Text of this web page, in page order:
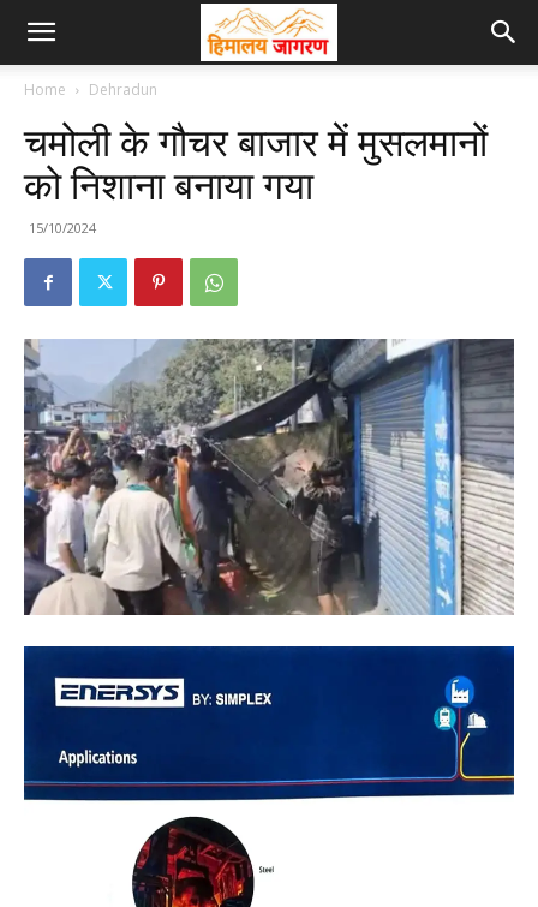
Home Dehradun
चमोली के गौचर बाजार में मुसलमानों
को निशाना बनाया गया
15/10/2024